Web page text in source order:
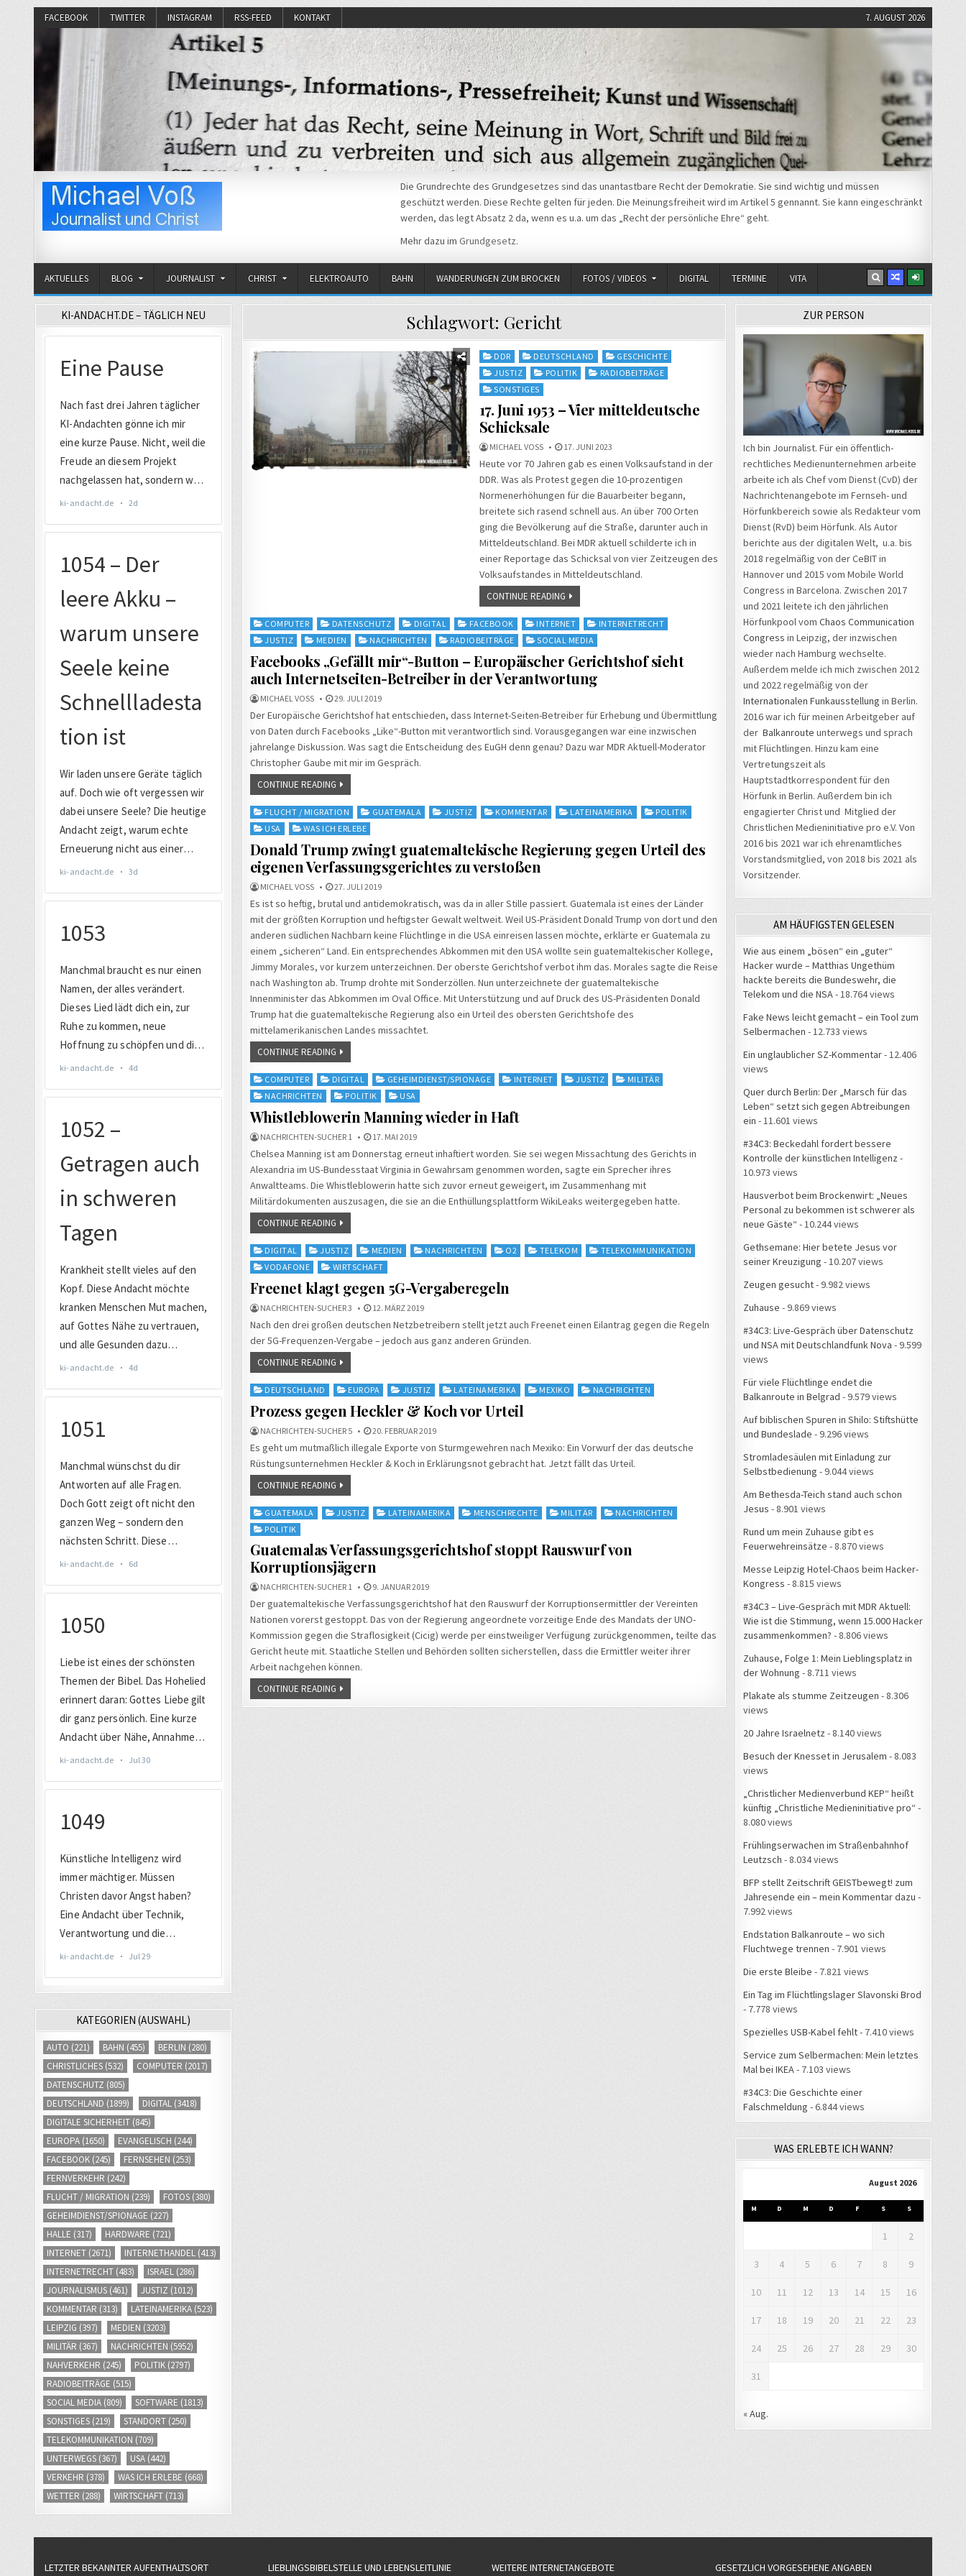
FACEBOOK TWITTER INSTAGRAM RSS-FEED KONTAKT 7. AUGUST 2026
Die Grundrechte des Grundgesetzes sind das unantastbare Recht der Demokratie. Sie sind wichtig und müssen
geschützt werden. Diese Rechte gelten für jeden. Die Meinungsfreiheit wird im Artikel 5 gennannt. Sie kann eingeschränkt
werden, das legt Absatz 2 da, wenn es u.a. um das „Recht der persönliche Ehre“ geht.
Mehr dazu im Grundgesetz.
AKTUELLES BLOG JOURNALIST CHRIST ELEKTROAUTO BAHN WANDERUNGEN ZUM BROCKEN FOTOS / VIDEOS DIGITAL TERMINE VITA
Schlagwort: Gericht
Posted
in
DDR DEUTSCHLAND
GESCHICHTE
JUSTIZ
POLITIK
RADIOBEITRÄGE
SONSTIGES
17. Juni 1953 – Vier mitteldeutsche
Schicksale
MICHAEL VOSS 17. JUNI 2023
Heute vor 70 Jahren gab es einen Volksaufstand in der
DDR. Was als Protest gegen die 10-prozentigen
Normenerhöhungen für die Bauarbeiter begann,
breitete sich rasend schnell aus. An über 700 Orten
ging die Bevölkerung auf die Straße, darunter auch in
Mitteldeutschland. Bei MDR aktuell schilderte ich in
einer Reportage das Schicksal von vier Zeitzeugen des
Volksaufstandes in Mitteldeutschland.
CONTINUE READING
Posted
in
COMPUTER DATENSCHUTZ DIGITAL FACEBOOK INTERNET
INTERNETRECHT
JUSTIZ
MEDIEN NACHRICHTEN RADIOBEITRÄGE SOCIAL MEDIA
Facebooks „Gefällt mir“-Button – Europäischer Gerichtshof sieht
auch Internetseiten-Betreiber in der Verantwortung
MICHAEL VOSS 29. JULI 2019
Der Europäische Gerichtshof hat entschieden, dass Internet-Seiten-Betreiber für Erhebung und Übermittlung
von Daten durch Facebooks „Like“-Button mit verantwortlich sind. Vorausgegangen war eine inzwischen
jahrelange Diskussion. Was sagt die Entscheidung des EuGH denn genau? Dazu war MDR Aktuell-Moderator
Christopher Gaube mit mir im Gespräch.
CONTINUE READING
Posted
in
FLUCHT / MIGRATION GUATEMALA JUSTIZ KOMMENTAR LATEINAMERIKA
POLITIK
USA
WAS ICH ERLEBE
Donald Trump zwingt guatemaltekische Regierung gegen Urteil des
eigenen Verfassungsgerichtes zu verstoßen
MICHAEL VOSS 27. JULI 2019
Es ist so heftig, brutal und antidemokratisch, was da in aller Stille passiert. Guatemala ist eines der Länder
mit der größten Korruption und heftigster Gewalt weltweit. Weil US-Präsident Donald Trump von dort und den
anderen südlichen Nachbarn keine Flüchtlinge in die USA einreisen lassen möchte, erklärte er Guatemala zu
einem „sicheren“ Land. Ein entsprechendes Abkommen mit den USA wollte sein guatemaltekischer Kollege,
Jimmy Morales, vor kurzem unterzeichnen. Der oberste Gerichtshof verbot ihm das. Morales sagte die Reise
nach Washington ab. Trump drohte mit Sonderzöllen. Nun unterzeichnete der guatemaltekische
Innenminister das Abkommen im Oval Office. Mit Unterstützung und auf Druck des US-Präsidenten Donald
Trump hat die guatemaltekische Regierung also ein Urteil des obersten Gerichtshofe des
mittelamerikanischen Landes missachtet.
CONTINUE READING
Posted
in
COMPUTER DIGITAL GEHEIMDIENST/SPIONAGE INTERNET JUSTIZ
MILITÄR
NACHRICHTEN
POLITIK USA
Whistleblowerin Manning wieder in Haft
NACHRICHTEN-SUCHER 1 17. MAI 2019
Chelsea Manning ist am Donnerstag erneut inhaftiert worden. Sie sei wegen Missachtung des Gerichts in
Alexandria im US-Bundesstaat Virginia in Gewahrsam genommen worden, sagte ein Sprecher ihres
Anwaltteams. Die Whistleblowerin hatte sich zuvor erneut geweigert, im Zusammenhang mit
Militärdokumenten auszusagen, die sie an die Enthüllungsplattform WikiLeaks weitergegeben hatte.
CONTINUE READING
Posted
in
DIGITAL JUSTIZ MEDIEN NACHRICHTEN O2 TELEKOM
TELEKOMMUNIKATION
VODAFONE
WIRTSCHAFT
Freenet klagt gegen 5G-Vergaberegeln
NACHRICHTEN-SUCHER 3 12. MÄRZ 2019
Nach den drei großen deutschen Netzbetreibern stellt jetzt auch Freenet einen Eilantrag gegen die Regeln
der 5G-Frequenzen-Vergabe – jedoch aus ganz anderen Gründen.
CONTINUE READING
Posted
in
DEUTSCHLAND EUROPA JUSTIZ LATEINAMERIKA MEXIKO NACHRICHTEN
Prozess gegen Heckler & Koch vor Urteil
NACHRICHTEN-SUCHER 5 20. FEBRUAR 2019
Es geht um mutmaßlich illegale Exporte von Sturmgewehren nach Mexiko: Ein Vorwurf der das deutsche
Rüstungsunternehmen Heckler & Koch in Erklärungsnot gebracht hat. Jetzt fällt das Urteil.
CONTINUE READING
Posted
in
GUATEMALA JUSTIZ LATEINAMERIKA MENSCHRECHTE MILITÄR
NACHRICHTEN
POLITIK
Guatemalas Verfassungsgerichtshof stoppt Rauswurf von
Korruptionsjägern
NACHRICHTEN-SUCHER 1 9. JANUAR 2019
Der guatemaltekische Verfassungsgerichtshof hat den Rauswurf der Korruptionsermittler der Vereinten
Nationen vorerst gestoppt. Das von der Regierung angeordnete vorzeitige Ende des Mandats der UNO-
Kommission gegen die Straflosigkeit (Cicig) werde per einstweiliger Verfügung zurückgenommen, teilte das
Gericht heute mit. Staatliche Stellen und Behörden sollten sicherstellen, dass die Ermittler weiter ihrer
Arbeit nachgehen können.
CONTINUE READING
KI-ANDACHT.DE – TÄGLICH NEU
KATEGORIEN (AUSWAHL)
AUTO (221) BAHN (455) BERLIN (280)
CHRISTLICHES (532) COMPUTER (2017)
DATENSCHUTZ (805)
DEUTSCHLAND (1899) DIGITAL (3418)
DIGITALE SICHERHEIT (845)
EUROPA (1650) EVANGELISCH (244)
FACEBOOK (245) FERNSEHEN (253)
FERNVERKEHR (242)
FLUCHT / MIGRATION (239) FOTOS (380)
GEHEIMDIENST/SPIONAGE (227)
HALLE (317) HARDWARE (721)
INTERNET (2671) INTERNETHANDEL (413)
INTERNETRECHT (483) ISRAEL (286)
JOURNALISMUS (461) JUSTIZ (1012)
KOMMENTAR (313) LATEINAMERIKA (523)
LEIPZIG (397) MEDIEN (3203)
MILITÄR (367) NACHRICHTEN (5952)
NAHVERKEHR (245) POLITIK (2797)
RADIOBEITRÄGE (515)
SOCIAL MEDIA (809) SOFTWARE (1813)
SONSTIGES (219) STANDORT (250)
TELEKOMMUNIKATION (709)
UNTERWEGS (367) USA (442)
VERKEHR (378) WAS ICH ERLEBE (668)
WETTER (288) WIRTSCHAFT (713)
ZUR PERSON
Ich bin Journalist. Für ein öffentlich-
rechtliches Medienunternehmen arbeite
arbeite ich als Chef vom Dienst (CvD) der
Nachrichtenangebote im Fernseh- und
Hörfunkbereich sowie als Redakteur vom
Dienst (RvD) beim Hörfunk. Als Autor
berichte aus der digitalen Welt, u.a. bis
2018 regelmäßig von der CeBIT in
Hannover und 2015 vom Mobile World
Congress in Barcelona. Zwischen 2017
und 2021 leitete ich den jährlichen
Hörfunkpool vom Chaos Communication
Congress in Leipzig, der inzwischen
wieder nach Hamburg wechselte.
Außerdem melde ich mich zwischen 2012
und 2022 regelmäßig von der
Internationalen Funkausstellung in Berlin.
2016 war ich für meinen Arbeitgeber auf
der Balkanroute unterwegs und sprach
mit Flüchtlingen. Hinzu kam eine
Vertretungszeit als
Hauptstadtkorrespondent für den
Hörfunk in Berlin. Außerdem bin ich
engagierter Christ und Mitglied der
Christlichen Medieninitiative pro e.V. Von
2016 bis 2021 war ich ehrenamtliches
Vorstandsmitglied, von 2018 bis 2021 als
Vorsitzender.
AM HÄUFIGSTEN GELESEN
Wie aus einem „bösen“ ein „guter“
Hacker wurde – Matthias Ungethüm
hackte bereits die Bundeswehr, die
Telekom und die NSA - 18.764 views
Fake News leicht gemacht – ein Tool zum
Selbermachen - 12.733 views
Ein unglaublicher SZ-Kommentar- 12.406
views
Quer durch Berlin: Der „Marsch für das
Leben“ setzt sich gegen Abtreibungen
ein - 11.601 views
#34C3: Beckedahl fordert bessere
Kontrolle der künstlichen Intelligenz -
10.973 views
Hausverbot beim Brockenwirt: „Neues
Personal zu bekommen ist schwerer als
neue Gäste“ - 10.244 views
Gethsemane: Hier betete Jesus vor
seiner Kreuzigung - 10.207 views
Zeugen gesucht- 9.982 views
Zuhause - 9.869 views
#34C3: Live-Gespräch über Datenschutz
und NSA mit Deutschlandfunk Nova - 9.599
views
Für viele Flüchtlinge endet die
Balkanroute in Belgrad - 9.579 views
Auf biblischen Spuren in Shilo: Stiftshütte
und Bundeslade - 9.296 views
Stromladesäulen mit Einladung zur
Selbstbedienung - 9.044 views
Am Bethesda-Teich stand auch schon
Jesus - 8.901 views
Rund um mein Zuhause gibt es
Feuerwehreinsätze - 8.870 views
Messe Leipzig Hotel-Chaos beim Hacker-
Kongress - 8.815 views
#34C3 – Live-Gespräch mit MDR Aktuell:
Wie ist die Stimmung, wenn 15.000 Hacker
zusammenkommen? - 8.806 views
Zuhause, Folge 1: Mein Lieblingsplatz in
der Wohnung - 8.711 views
Plakate als stumme Zeitzeugen - 8.306
views
20 Jahre Israelnetz - 8.140 views
Besuch der Knesset in Jerusalem - 8.083
views
„Christlicher Medienverbund KEP“ heißt
künftig „Christliche Medieninitiative pro“ -
8.080 views
Frühlingserwachen im Straßenbahnhof
Leutzsch - 8.034 views
BFP stellt Zeitschrift GEISTbewegt! zum
Jahresende ein – mein Kommentar dazu -
7.992 views
Endstation Balkanroute – wo sich
Fluchtwege trennen - 7.901 views
Die erste Bleibe - 7.821 views
Ein Tag im Flüchtlingslager Slavonski Brod
- 7.778 views
Spezielles USB-Kabel fehlt- 7.410 views
Service zum Selbermachen: Mein letztes
Mal bei IKEA - 7.103 views
#34C3: Die Geschichte einer
Falschmeldung - 6.844 views
WAS ERLEBTE ICH WANN?
August 2026
M D M D F S S
1 2
3 4 5 6 7 8 9
10 11 12 13 14 15 16
17 18 19 20 21 22 23
24 25 26 27 28 29 30
31
« Aug.
LETZTER BEKANNTER AUFENTHALTSORT LIEBLINGSBIBELSTELLE UND LEBENSLEITLINIE WEITERE INTERNETANGEBOTE GESETZLICH VORGESEHENE ANGABEN